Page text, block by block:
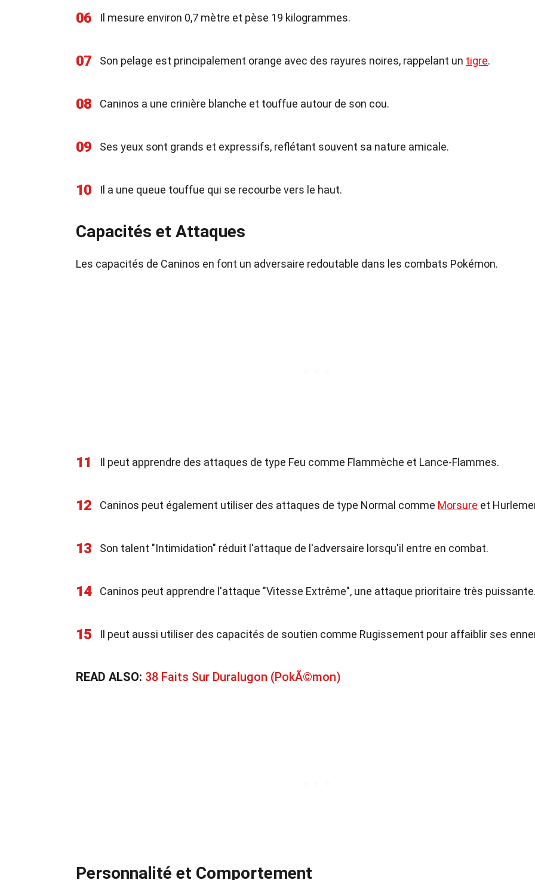
06 Il mesure environ 0,7 mètre et pèse 19 kilogrammes.
07 Son pelage est principalement orange avec des rayures noires, rappelant un tigre.
08 Caninos a une crinière blanche et touffue autour de son cou.
09 Ses yeux sont grands et expressifs, reflétant souvent sa nature amicale.
10 Il a une queue touffue qui se recourbe vers le haut.
Capacités et Attaques
Les capacités de Caninos en font un adversaire redoutable dans les combats Pokémon.
11 Il peut apprendre des attaques de type Feu comme Flammèche et Lance-Flammes.
12 Caninos peut également utiliser des attaques de type Normal comme Morsure et
13 Son talent "Intimidation" réduit l'attaque de l'adversaire lorsqu'il entre en combat.
14 Caninos peut apprendre l'attaque "Vitesse Extrême", une attaque prioritaire très
15 Il peut aussi utiliser des capacités de soutien comme Rugissement pour affaiblir ses
READ ALSO: 38 Faits Sur Duralugon (PokÃ©mon)
Personnalité et Comportement